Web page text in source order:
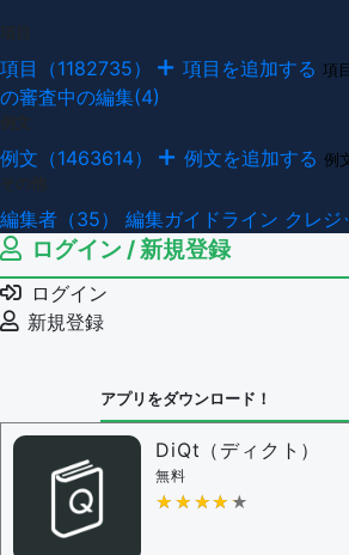
項目（1182735） 項目を追加する 項
の審査中の編集(4)
例文（1463614） 例文を追加する 例
編集者（35） 編集ガイドライン クレジ
ログイン / 新規登録
ログイン
新規登録
アプリをダウンロード！
DiQt（ディクト）
無料
★★★★★
★★★★★